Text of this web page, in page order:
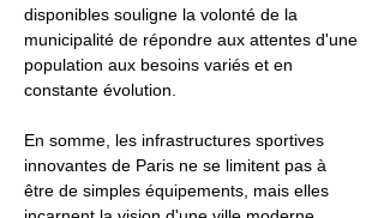
disponibles souligne la volonté de la
municipalité de répondre aux attentes d'une
population aux besoins variés et en
constante évolution.
En somme, les infrastructures sportives
innovantes de Paris ne se limitent pas à
être de simples équipements, mais elles